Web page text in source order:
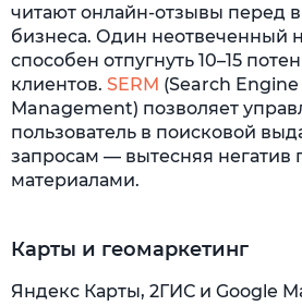
читают онлайн-отзывы перед
бизнеса. Один неотвеченный
способен отпугнуть 10–15
клиентов. SERM (Search
Management) позволяет
пользователь в поисковой
запросам — вытесняя негатив
материалами.
Карты и геомаркетинг
Яндекс Карты, 2ГИС и Google